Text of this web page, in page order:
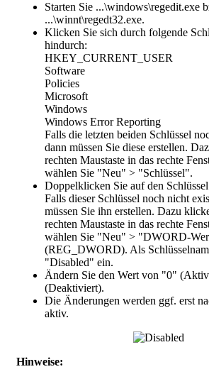
Starten Sie ...\windows\regedit.exe
...\winnt\regedt32.exe.
Klicken Sie sich durch folgende
hindurch:
HKEY_CURRENT_USER
Software
Policies
Microsoft
Windows
Windows Error Reporting
Falls die letzten beiden Schlüssel
dann müssen Sie diese erstellen.
rechten Maustaste in das rechte
wählen Sie "Neu" > "Schlüssel".
Doppelklicken Sie auf den
Falls dieser Schlüssel noch nicht
müssen Sie ihn erstellen. Dazu
rechten Maustaste in das rechte
wählen Sie "Neu" > "DWORD-
(REG_DWORD). Als
"Disabled" ein.
Ändern Sie den Wert von "0"
(Deaktiviert).
Die Änderungen werden ggf. erst
aktiv.
Hinweise: